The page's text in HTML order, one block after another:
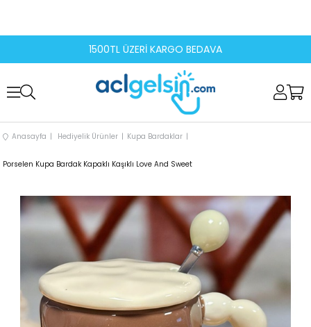
1500TL ÜZERİ KARGO BEDAVA
Anasayfa Hediyelik Ürünler Kupa Bardaklar
Porselen Kupa Bardak Kapaklı Kaşıklı Love And Sweet